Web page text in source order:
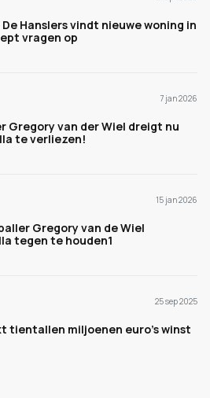
Hanslers vindt nieuwe woning in
vragen op
7 jan 2026
Gregory van der Wiel dreigt nu
te verliezen!
15 jan 2026
Gregory van de Wiel
tegen te houden1
25 sep 2025
tientallen miljoenen euro’s winst